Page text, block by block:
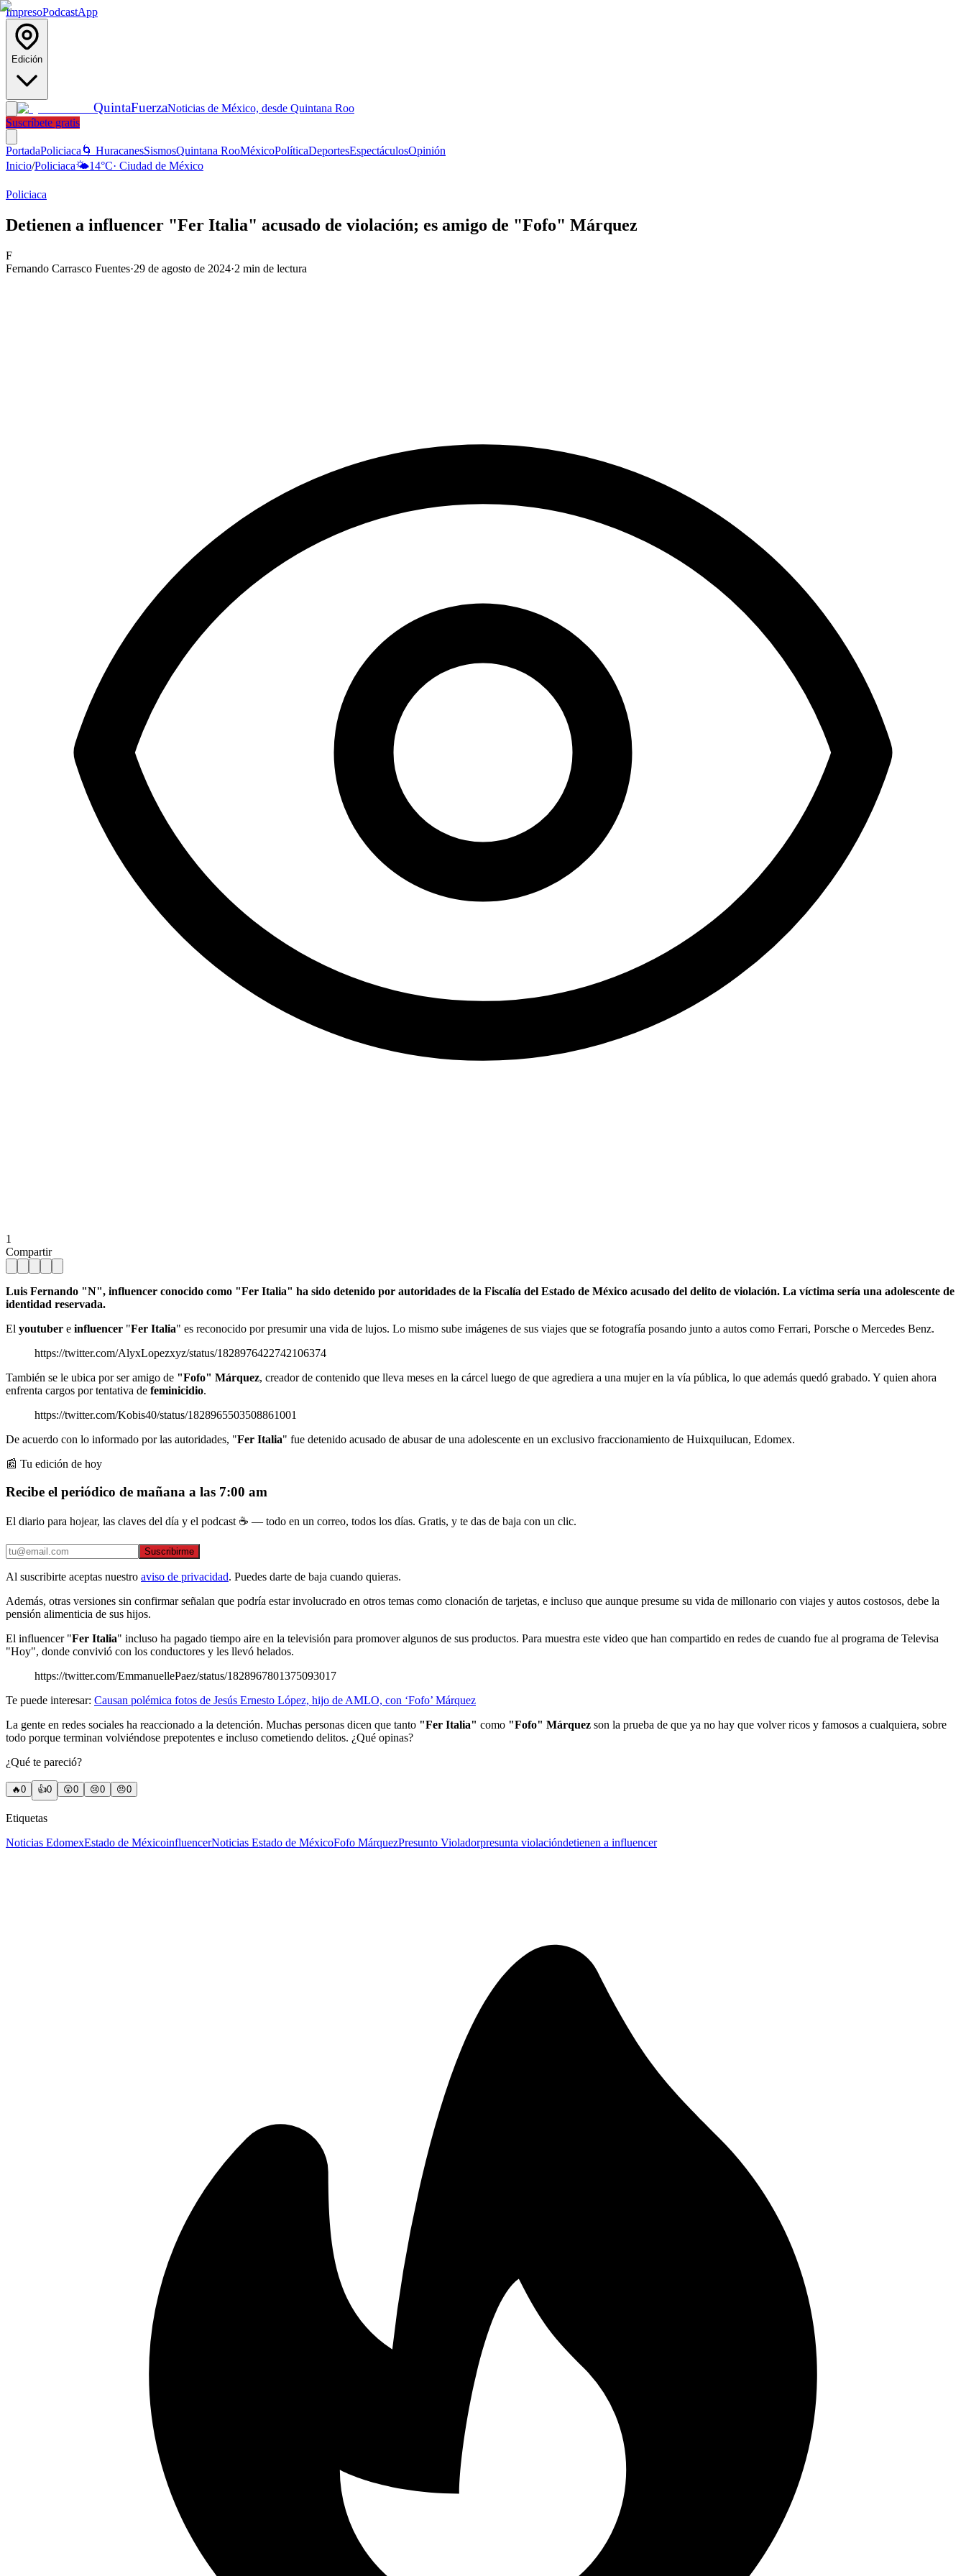
ImpresoPodcastApp
Edición
QuintaFuerzaNoticias de México, desde Quintana Roo
Suscríbete gratis
PortadaPoliciaca 🌀 HuracanesSismosQuintana RooMéxicoPolíticaDeportesEspectáculosOpinión
Inicio/Policiaca🌤️14°C· Ciudad de México
Policiaca
Detienen a influencer "Fer Italia" acusado de violación; es amigo de "Fofo" Márquez
F
Fernando Carrasco Fuentes·29 de agosto de 2024·2 min de lectura
1
Compartir
Luis Fernando "N", influencer conocido como "Fer Italia" ha sido detenido por autoridades de la Fiscalía del Estado de México acusado del delito de violación. La víctima sería una adolescente de
identidad reservada.
El youtuber e influencer "Fer Italia" es reconocido por presumir una vida de lujos. Lo mismo sube imágenes de sus viajes que se fotografía posando junto a autos como Ferrari, Porsche o Mercedes Benz.
https://twitter.com/AlyxLopezxyz/status/1828976422742106374
También se le ubica por ser amigo de "Fofo" Márquez, creador de contenido que lleva meses en la cárcel luego de que agrediera a una mujer en la vía pública, lo que además quedó grabado. Y quien ahora
enfrenta cargos por tentativa de feminicidio.
https://twitter.com/Kobis40/status/1828965503508861001
De acuerdo con lo informado por las autoridades, "Fer Italia" fue detenido acusado de abusar de una adolescente en un exclusivo fraccionamiento de Huixquilucan, Edomex.
📰 Tu edición de hoy
Recibe el periódico de mañana a las 7:00 am
El diario para hojear, las claves del día y el podcast ☕ — todo en un correo, todos los días. Gratis, y te das de baja con un clic.
Suscribirme
Al suscribirte aceptas nuestro aviso de privacidad. Puedes darte de baja cuando quieras.
Además, otras versiones sin confirmar señalan que podría estar involucrado en otros temas como clonación de tarjetas, e incluso que aunque presume su vida de millonario con viajes y autos costosos, debe la
pensión alimenticia de sus hijos.
El influencer "Fer Italia" incluso ha pagado tiempo aire en la televisión para promover algunos de sus productos. Para muestra este video que han compartido en redes de cuando fue al programa de Televisa
"Hoy", donde convivió con los conductores y les llevó helados.
https://twitter.com/EmmanuellePaez/status/1828967801375093017
Te puede interesar: Causan polémica fotos de Jesús Ernesto López, hijo de AMLO, con ‘Fofo’ Márquez
La gente en redes sociales ha reaccionado a la detención. Muchas personas dicen que tanto "Fer Italia" como "Fofo" Márquez son la prueba de que ya no hay que volver ricos y famosos a cualquiera, sobre
todo porque terminan volviéndose prepotentes e incluso cometiendo delitos. ¿Qué opinas?
¿Qué te pareció?
🔥0 👍0 😲0 😢0 😠0
Etiquetas
Noticias EdomexEstado de MéxicoinfluencerNoticias Estado de MéxicoFofo MárquezPresunto Violadorpresunta violacióndetienen a influencer